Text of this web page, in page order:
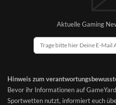
Aktuelle Gaming
Hinweis zum
Bevor ihr Informationen auf
Sportwetten nutzt, informiert euch